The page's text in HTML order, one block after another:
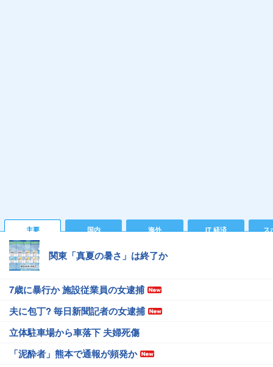
主要 国内 海外 IT 経済 ス
関東「真夏の暑さ」は終了か
7歳に暴行か 施設従業員の女逮捕
夫に包丁? 毎日新聞記者の女逮捕
立体駐車場から車落下 夫婦死傷
「泥酔者」熊本で通報が頻発か